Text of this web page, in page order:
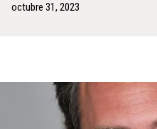
octubre 31, 2023